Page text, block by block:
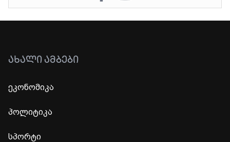
ᲐᲮᲐᲚᲘ ᲐᲛᲑᲔᲑᲘ
ეკონომიკა
პოლიტიკა
სპორტი